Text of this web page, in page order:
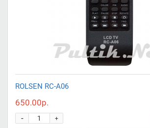
ROLSEN RC-A06
650.00р.
+
-